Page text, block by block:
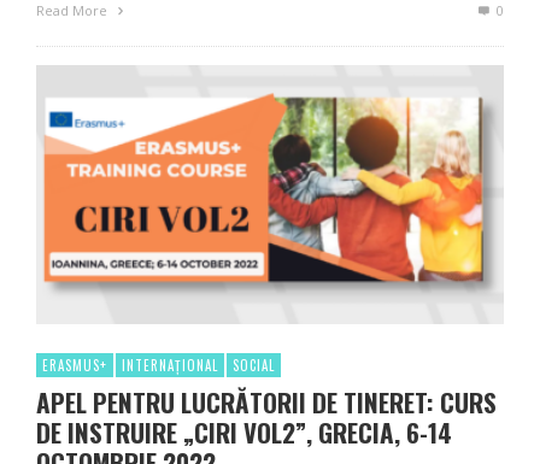
Read More 0
ERASMUS+ INTERNAȚIONAL SOCIAL
APEL PENTRU LUCRĂTORII DE TINERET: CURS
DE INSTRUIRE „CIRI VOL2”, GRECIA, 6-14